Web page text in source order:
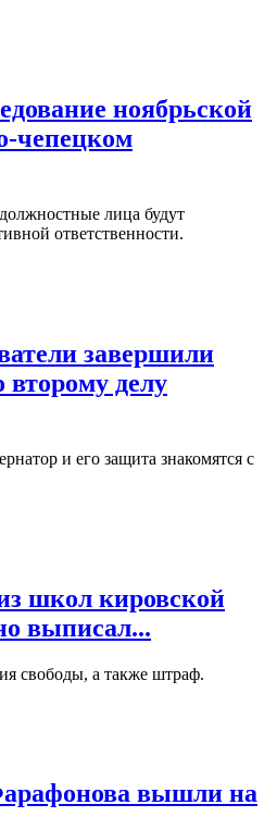
ноябрьской
чепецком
лица будут
ответственности.
завершили
второму делу
и его защита знакомятся с
школ кировской
выписал...
свободы, а также штраф.
вышли на